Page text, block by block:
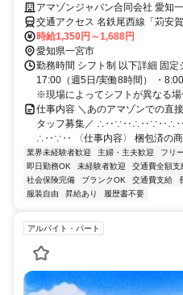
OK！ 髪色自由◎福利厚生充実！月
給UP！
アマゾンジャパン合同会社 愛知
交通アクセス 名鉄尾西線「苅安
ス運行なし ※自転車通勤可 ※車
者のみ）、バイク通勤不可
時給1,350円～1,688円
愛知県一宮市
勤務時間 シフト制 以下詳細 固
17:00（週5日/実働8時間） ・
※現場によってシフトが異なる場
仕事内容 ＼あのアマゾンでの直
タッフ募集／
∴‥∵‥ 〈仕事内容〉 梱包済の商
業界未経験者歓迎 主婦・主夫歓迎 フリ
即日勤務OK
未経験者歓迎 交通費全額支
社会保険完備
ブランクOK 交通費支給
服装自由
昇給あり 履歴書不要
アルバイト・パート